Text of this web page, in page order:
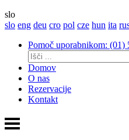
slo
slo eng deu cro pol cze hun ita
Pomoč uporabnikom: (01)
Domov
O nas
Rezervacije
Kontakt